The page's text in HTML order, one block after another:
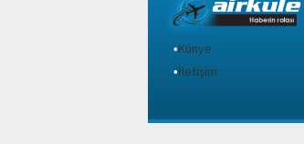
•Künye
•İletişim